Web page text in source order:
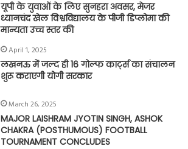
यूपी के युवाओं के लिए सुनहरा अवसर, मेजर
ध्यानचंद खेल विश्वविद्यालय के पीजी डिप्लोमा की
मान्यता उच्च स्तर की
April 1, 2025
लखनऊ में जल्द ही 16 गोल्फ कार्ट्स का संचालन
शुरू कराएगी योगी सरकार
March 26, 2025
MAJOR LAISHRAM JYOTIN SINGH, ASHOK
CHAKRA (POSTHUMOUS) FOOTBALL
TOURNAMENT CONCLUDES